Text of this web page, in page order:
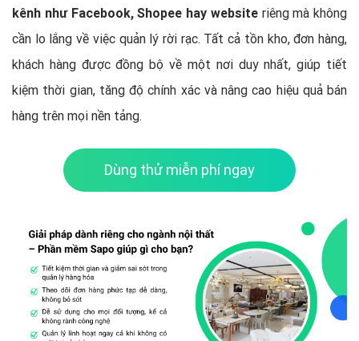
kênh như Facebook, Shopee hay website riêng mà không
cần lo lắng về việc quản lý rời rạc. Tất cả tồn kho, đơn hàng,
khách hàng được đồng bộ về một nơi duy nhất, giúp tiết
kiệm thời gian, tăng độ chính xác và nâng cao hiệu quả bán
hàng trên mọi nền tảng.
Dùng thử miễn phí ngay